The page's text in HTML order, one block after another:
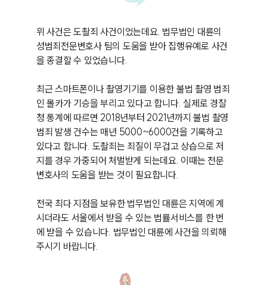
위 사건은 도촬죄 사건이었는데요. 법무법인 대륜의
성범죄전문변호사 팀의 도움을 받아 집행유예로 사건
을 종결할 수 있었습니다.
최근 스마트폰이나 촬영기기를 이용한 불법 촬영 범죄
인 몰카가 기승을 부리고 있다고 합니다. 실제로 경찰
청 통계에 따르면 2018년부터 2021년까지 불법 촬영
범죄 발생 건수는 매년 5000~6000건을 기록하고
있다고 합니다. 도촬죄는 죄질이 무겁고 상습으로 저
지를 경우 가중되어 처벌받게 되는데요. 이때는 전문
변호사의 도움을 받는 것이 필요합니다.
전국 최다 지점을 보유한 법무법인 대륜은 지역에 계
시더라도 서울에서 받을 수 있는 법률서비스를 한 번
에 받을 수 있습니다. 법무법인 대륜에 사건을 의뢰해
주시기 바랍니다.